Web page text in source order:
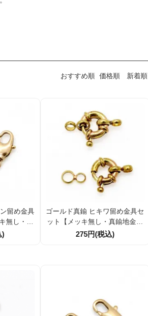
おすすめ順 価格順 新着順
留め金具
無し・真
個／10個
)
ゴールド真鍮 ヒキワ留め金具セ
ット【メッキ無し・真鍮地金】
直径10mm｜ダルマカン付き｜
275円(税込)